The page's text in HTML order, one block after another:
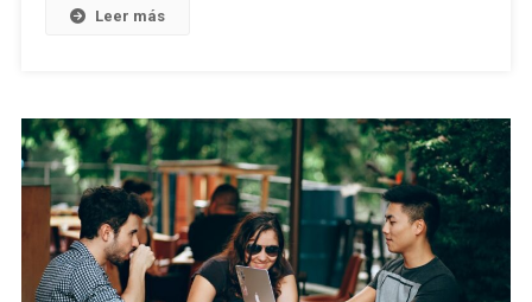
Leer más